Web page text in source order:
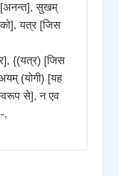
[अनन्त], सुखम्
यत्र [जिस
{(यत्र) [जिस
(योगी) [यह
स्वरूप से], न एव
,